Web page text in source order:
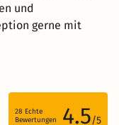
und
gerne mit
28 Echte
Bewertungen
4.5/5